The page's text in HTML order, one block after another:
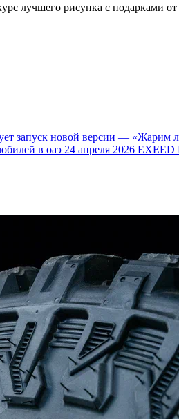
лучшего рисунка с подарками
запуск новой версии — «Жарим
в оаэ 24 апреля 2026